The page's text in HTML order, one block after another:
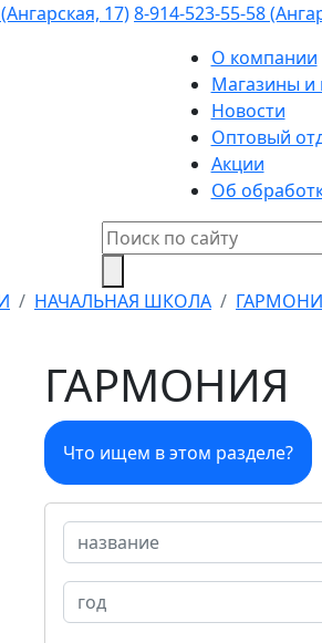
17)8-914-523-55-58
О компании
Магазины и
Новости
Оптовый
Акции
Об
НАЧАЛЬНАЯ ШКОЛА
ГАРМОНИЯ
Что ищем в этом разделе?